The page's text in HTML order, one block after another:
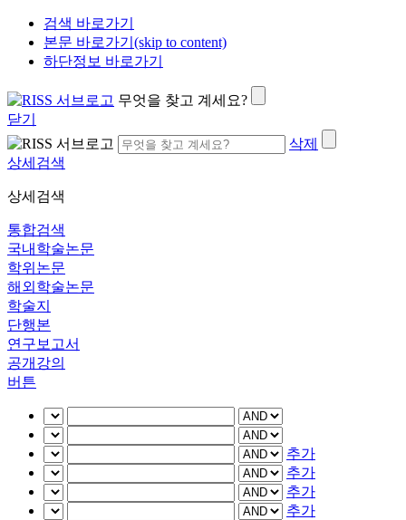
검색 바로가기
본문 바로가기(skip to content)
하단정보 바로가기
무엇을 찾고 계세요?
닫기
삭제
상세검색
상세검색
통합검색
국내학술논문
학위논문
해외학술논문
학술지
단행본
연구보고서
공개강의
버튼
추가
추가
추가
추가